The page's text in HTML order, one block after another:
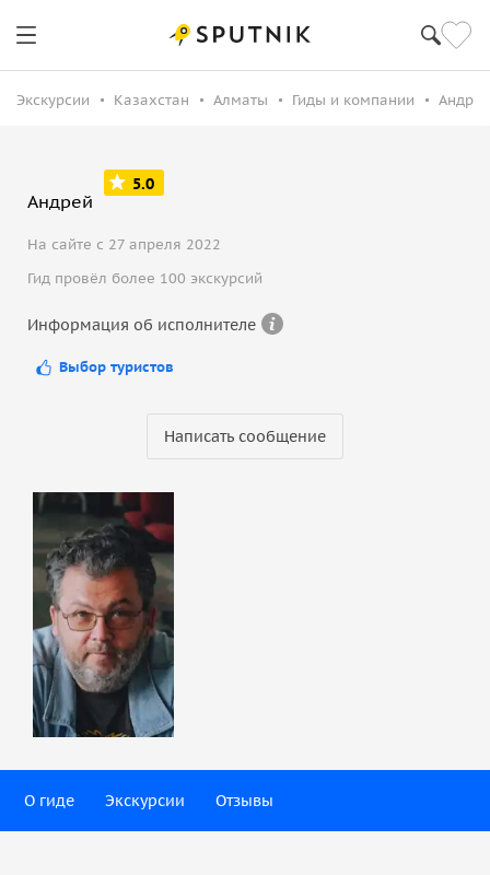
Экскурсии Казахстан Алматы Гиды и компании
Андрей
5.0
На сайте с 27 апреля 2022
Гид провёл более 100 экскурсий
Информация об исполнителе
Выбор туристов
Написать сообщение
О гиде Экскурсии Отзывы